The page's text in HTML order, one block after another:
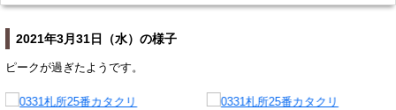
2021年3月31日（水）の様子
ピークが過ぎたようです。